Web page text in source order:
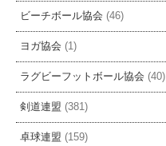
ビーチボール協会 (46)
ヨガ協会 (1)
ラグビーフットボール協会 (40)
剣道連盟 (381)
卓球連盟 (159)